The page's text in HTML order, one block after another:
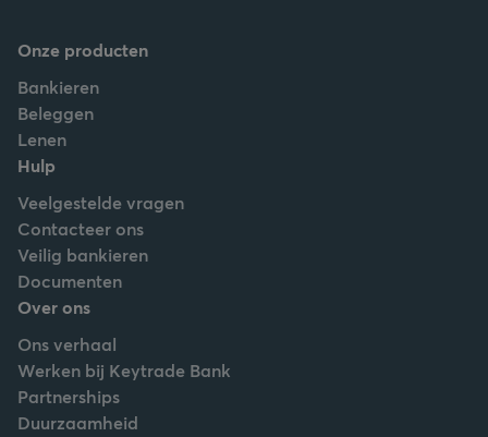
Onze producten
Bankieren
Beleggen
Lenen
Hulp
Veelgestelde vragen
Contacteer ons
Veilig bankieren
Documenten
Over ons
Ons verhaal
Werken bij Keytrade Bank
Partnerships
Duurzaamheid